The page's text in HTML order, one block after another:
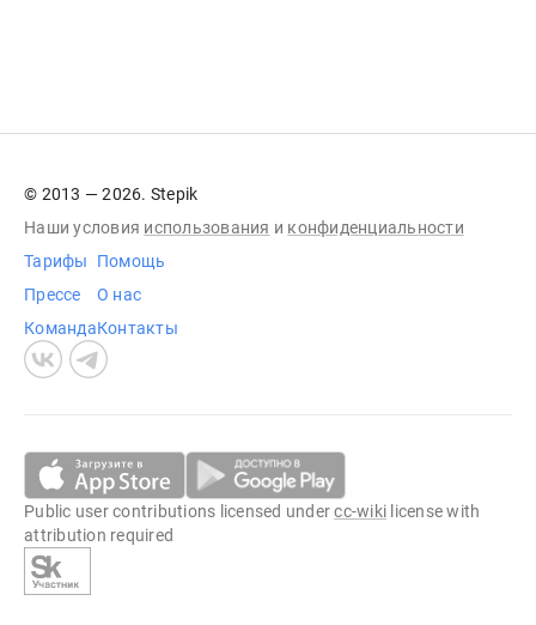
© 2013 — 2026. Stepik
Наши условия использования и конфиденциальности
Тарифы
Прессе
Команда
Помощь
О нас
Контакты
Public user contributions licensed undercc-wiki license with
attribution required